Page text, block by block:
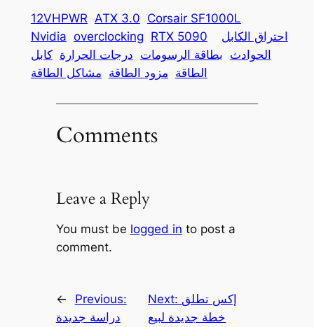
12VHPWR ATX 3.0 Corsair SF1000L
Nvidia overclocking RTX 5090
احتراق الكابل
الحوادث بطاقة الرسومات درجات الحرارة كابل
الطاقة مزود الطاقة مشاكل الطاقة
Comments
Leave a Reply
You must be logged in to post a
comment.
←
Previous:
دراسة جديدة
Next: إكس تطلق
خطة جديدة لبيع